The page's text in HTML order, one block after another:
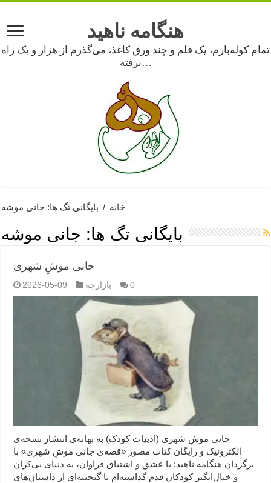
هنگامه ناهید
تمام کوله‌بارم، یک قلم و چند ورق کاغذ، می‌گذرم از هزار و یک راه
نرفته…
خانه / بایگانی تگ ها: جانی موشه
بایگانی تگ ها: جانی موشه
جانی موشِ شهری
2026-05-09 بازارچه 0
جانی موشِ شهری (ادبیات کودک) به بهانه‌ی انتشار نسخه‌ی
الکترونیک و رایگان کتاب مصور «قصه‌ی جانی موشِ شهری» با
برگردان هنگامه ناهید: با عشق و اشتیاق فراوان، به دنیای بی‌کران
و خیال‌انگیز کودکان قدم گذاشته‌ام تا گنجینه‌ای از داستان‌های